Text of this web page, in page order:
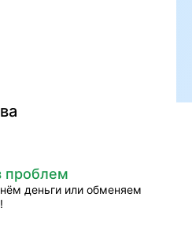
проблем
деньги или обменяем